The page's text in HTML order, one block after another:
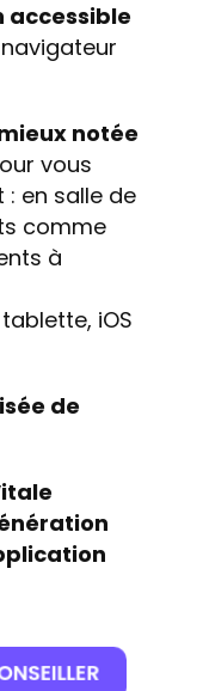
accessible
notée
vous
en salle de
comme
à
iOS
de